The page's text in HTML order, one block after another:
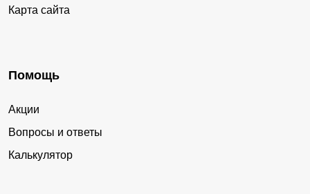
Карта сайта
Помощь
Акции
Вопросы и ответы
Калькулятор